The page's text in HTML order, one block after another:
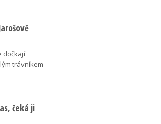
dočkají
trávníkem
čeká ji